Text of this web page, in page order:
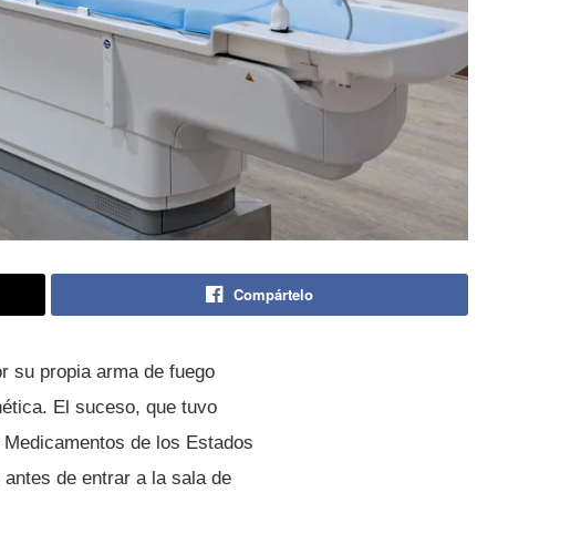
Compártelo
su propia arma de fuego
El suceso, que tuvo
de los Estados
antes de entrar a la sala de